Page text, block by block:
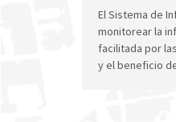
El Sistema de
monitorear la
facilitada por
y el beneficio